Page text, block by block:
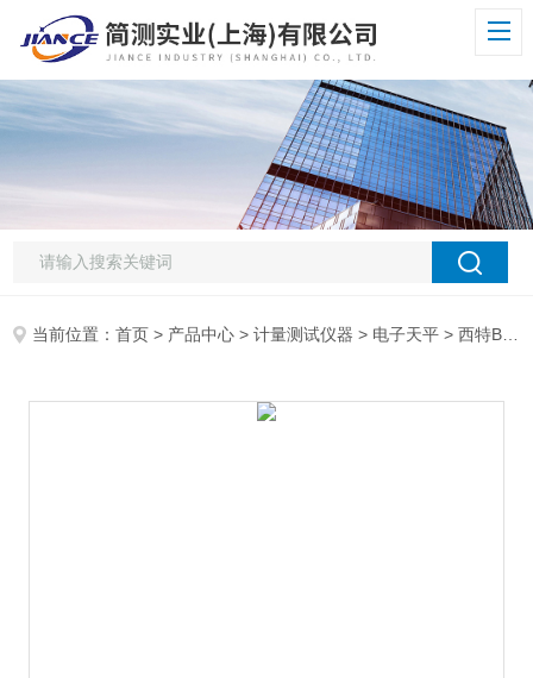
当前位置：首页 > 产品中心 >计量测试仪器 > 电子天平 > 西特BL310F工业精密电子天平